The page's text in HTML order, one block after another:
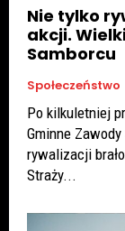
Nie tylko
akcji.
Samborcu
Społeczeństwo
Po kilkuletniej
Gminne
rywalizacji
Straży...